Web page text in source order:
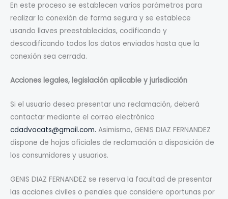
En este proceso se establecen varios parámetros para
realizar la conexión de forma segura y se establece
usando llaves preestablecidas, codificando y
descodificando todos los datos enviados hasta que la
conexión sea cerrada.
Acciones legales, legislación aplicable y jurisdicción
Si el usuario desea presentar una reclamación, deberá
contactar mediante el correo electrónico
cdadvocats@gmail.com. Asimismo, GENIS DIAZ FERNANDEZ
dispone de hojas oficiales de reclamación a disposición de
los consumidores y usuarios.
GENIS DIAZ FERNANDEZ se reserva la facultad de presentar
las acciones civiles o penales que considere oportunas por